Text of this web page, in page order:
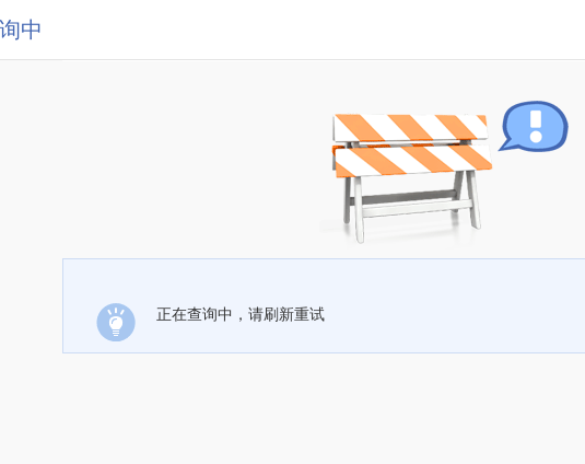
中
正在查询中，请刷新重试